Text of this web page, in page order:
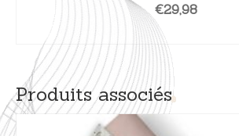
€29,98
AJOUTER AU PANIER
Produits associés